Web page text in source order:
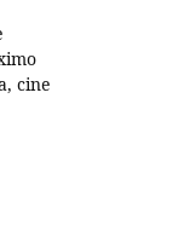
cine